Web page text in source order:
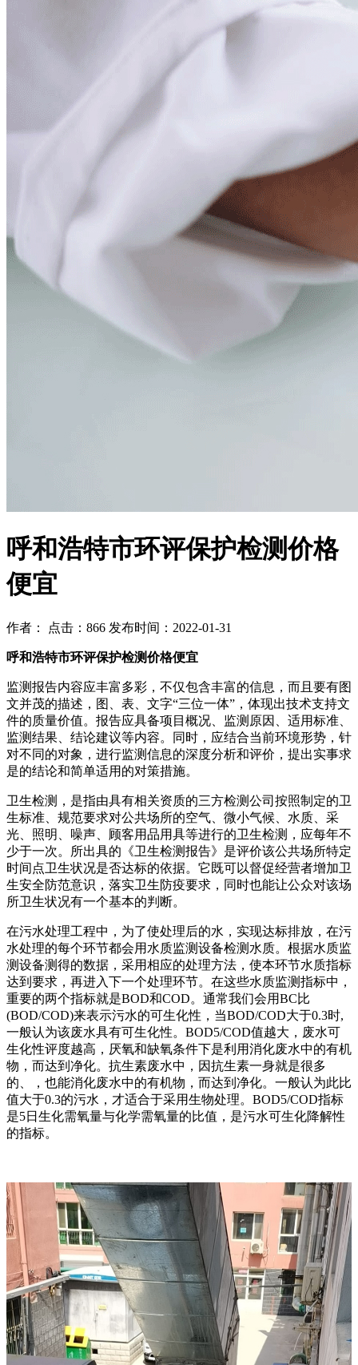
呼和浩特市环评保护检测价格
便宜
作者： 点击：866 发布时间：2022-01-31
呼和浩特市环评保护检测价格便宜
监测报告内容应丰富多彩，不仅包含丰富的信息，而且要有图
文并茂的描述，图、表、文字“三位一体”，体现出技术支持文
件的质量价值。报告应具备项目概况、监测原因、适用标准、
监测结果、结论建议等内容。同时，应结合当前环境形势，针
对不同的对象，进行监测信息的深度分析和评价，提出实事求
是的结论和简单适用的对策措施。
卫生检测，是指由具有相关资质的三方检测公司按照制定的卫
生标准、规范要求对公共场所的空气、微小气候、水质、采
光、照明、噪声、顾客用品用具等进行的卫生检测，应每年不
少于一次。所出具的《卫生检测报告》是评价该公共场所特定
时间点卫生状况是否达标的依据。它既可以督促经营者增加卫
生安全防范意识，落实卫生防疫要求，同时也能让公众对该场
所卫生状况有一个基本的判断。
在污水处理工程中，为了使处理后的水，实现达标排放，在污
水处理的每个环节都会用水质监测设备检测水质。根据水质监
测设备测得的数据，采用相应的处理方法，使本环节水质指标
达到要求，再进入下一个处理环节。在这些水质监测指标中，
重要的两个指标就是BOD和COD。通常我们会用BC比
(BOD/COD)来表示污水的可生化性，当BOD/COD大于0.3时,
一般认为该废水具有可生化性。BOD5/COD值越大，废水可
生化性评度越高，厌氧和缺氧条件下是利用消化废水中的有机
物，而达到净化。抗生素废水中，因抗生素一身就是很多
的、，也能消化废水中的有机物，而达到净化。一般认为此比
值大于0.3的污水，才适合于采用生物处理。BOD5/COD指标
是5日生化需氧量与化学需氧量的比值，是污水可生化降解性
的指标。